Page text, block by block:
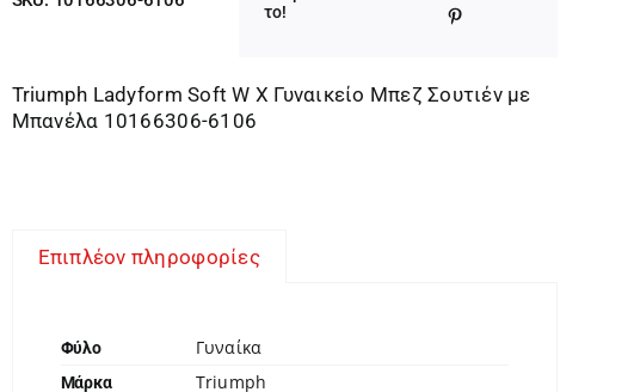
36,98 €.
το!
Triumph Ladyform Soft W X Γυναικείο Μπεζ Σουτιέν με
Μπανέλα 10166306-6106
Επιπλέον πληροφορίες
Φύλο Γυναίκα
Μάρκα Triumph